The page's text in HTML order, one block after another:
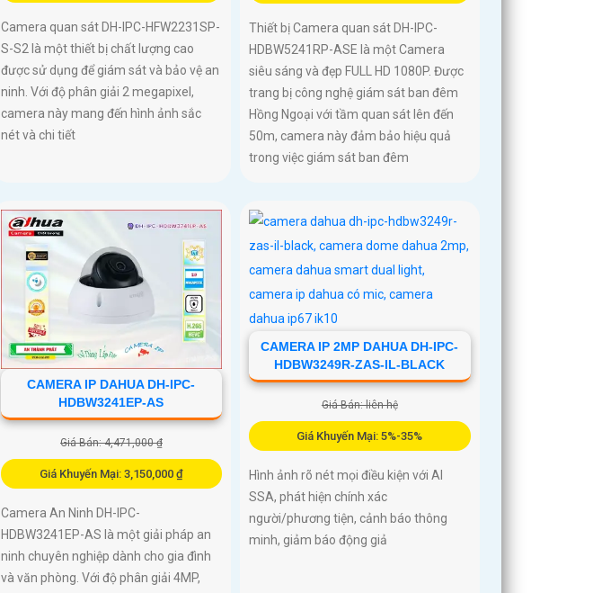
Camera quan sát DH-IPC-HFW2231SP-
S-S2 là một thiết bị chất lượng cao
được sử dụng để giám sát và bảo vệ an
ninh. Với độ phân giải 2 megapixel,
camera này mang đến hình ảnh sắc
nét và chi tiết
Thiết bị Camera quan sát DH-IPC-
HDBW5241RP-ASE là một Camera
siêu sáng và đẹp FULL HD 1080P. Được
trang bị công nghệ giám sát ban đêm
Hồng Ngoại với tầm quan sát lên đến
50m, camera này đảm bảo hiệu quả
trong việc giám sát ban đêm
CAMERA IP DAHUA DH-IPC-
HDBW3241EP-AS
Giá Bán: 4,471,000 ₫
Giá Khuyến Mại: 3,150,000 ₫
Camera An Ninh DH-IPC-
HDBW3241EP-AS là một giải pháp an
ninh chuyên nghiệp dành cho gia đình
và văn phòng. Với độ phân giải 4MP,
CAMERA IP 2MP DAHUA DH-IPC-
HDBW3249R-ZAS-IL-BLACK
Giá Bán: liên hệ
Giá Khuyến Mại: 5%-35%
Hình ảnh rõ nét mọi điều kiện với AI
SSA, phát hiện chính xác
người/phương tiện, cảnh báo thông
minh, giảm báo động giả